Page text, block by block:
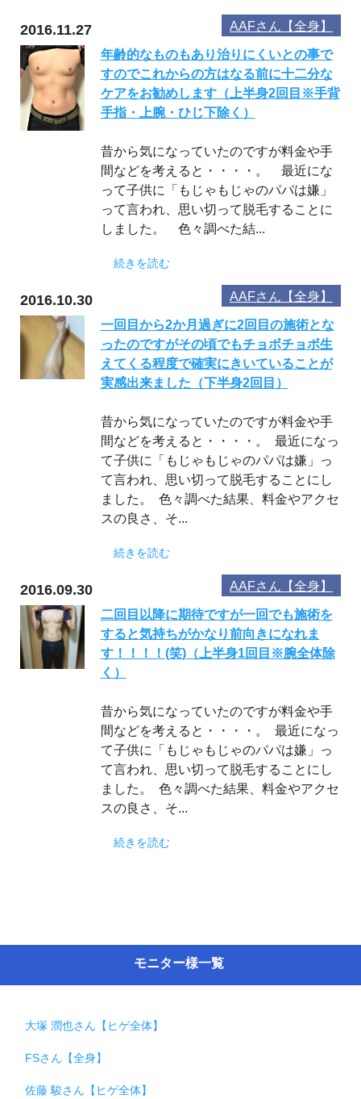
2016.11.27 AAFさん【全身】
年齢的なものもあり治りにくいとの事で
すのでこれからの方はなる前に十二分な
ケアをお勧めします（上半身2回目※手背
手指・上腕・ひじ下除く）
昔から気になっていたのですが料金や手
間などを考えると・・・・。 最近にな
って子供に「もじゃもじゃのパパは嫌」
って言われ、思い切って脱毛することに
しました。 色々調べた結...
続きを読む
2016.10.30 AAFさん【全身】
一回目から2か月過ぎに2回目の施術とな
ったのですがその頃でもチョボチョボ生
えてくる程度で確実にきいていることが
実感出来ました（下半身2回目）
昔から気になっていたのですが料金や手
間などを考えると・・・・。 最近になっ
て子供に「もじゃもじゃのパパは嫌」っ
て言われ、思い切って脱毛することにし
ました。 色々調べた結果、料金やアクセ
スの良さ、そ...
続きを読む
2016.09.30 AAFさん【全身】
二回目以降に期待ですが一回でも施術を
すると気持ちがかなり前向きになれま
す！！！！(笑)（上半身1回目※腕全体除
く）
昔から気になっていたのですが料金や手
間などを考えると・・・・。 最近になっ
て子供に「もじゃもじゃのパパは嫌」っ
て言われ、思い切って脱毛することにし
ました。 色々調べた結果、料金やアクセ
スの良さ、そ...
続きを読む
モニター様一覧
大塚 潤也さん【ヒゲ全体】
FSさん【全身】
佐藤 駿さん【ヒゲ全体】